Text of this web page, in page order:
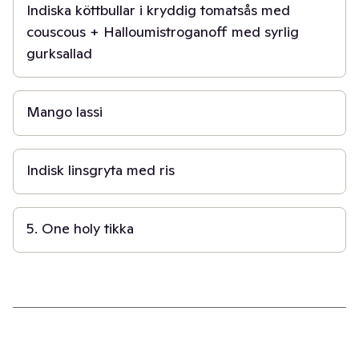
Indiska köttbullar i kryddig tomatsås med
couscous + Halloumistroganoff med syrlig
gurksallad
10 min
Mango lassi
30 min
Indisk linsgryta med ris
30 min
5. One holy tikka